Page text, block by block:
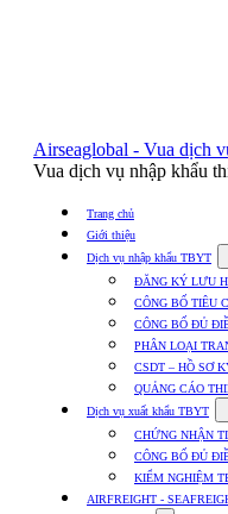
Airseaglobal - Vua dịch
Vua dịch vụ nhập khẩu
Trang chủ
Giới thiệu
Dịch vụ nhập khẩu TBYT
ĐĂNG KÝ LƯU
CÔNG BỐ TIÊU
CÔNG BỐ ĐỦ
PHÂN LOẠI
CSDT – HỒ SƠ
QUẢNG CÁO
Dịch vụ xuất khẩu TBYT
CHỨNG NHẬN
CÔNG BỐ ĐỦ
KIỂM NGHIỆM
AIRFREIGHT -